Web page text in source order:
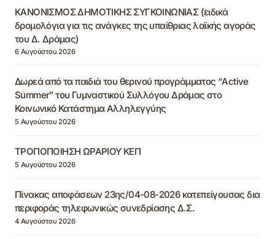
ΚΑΝΟΝΙΣΜΟΣ ΔΗΜΟΤΙΚΗΣ ΣΥΓΚΟΙΝΩΝΙΑΣ (ειδικά
δρομολόγια για τις ανάγκες της υπαίθριας λαϊκής αγοράς
του Δ. Δράμας)
6 Αυγούστου 2026
Δωρεά από τα παιδιά του θερινού προγράμματος “Active
Summer” του Γυμναστικού Συλλόγου Δράμας στο
Κοινωνικό Κατάστημα Αλληλεγγύης
5 Αυγούστου 2026
ΤΡΟΠΟΠΟΙΗΣΗ ΩΡΑΡΙΟΥ ΚΕΠ
5 Αυγούστου 2026
Πίνακας αποφάσεων 23ης/04-08-2026 κατεπείγουσας δια
περιφοράς τηλεφωνικώς συνεδρίασης Δ.Σ.
4 Αυγούστου 2026